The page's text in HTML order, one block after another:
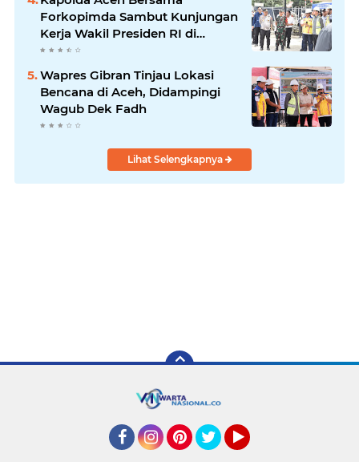
Forkopimda Sambut Kunjungan
Kerja Wakil Presiden RI di
Kabupaten Bireuen
Wapres Gibran Tinjau Lokasi
Bencana di Aceh, Didampingi
Wagub Dek Fadh
Lihat Selengkapnya